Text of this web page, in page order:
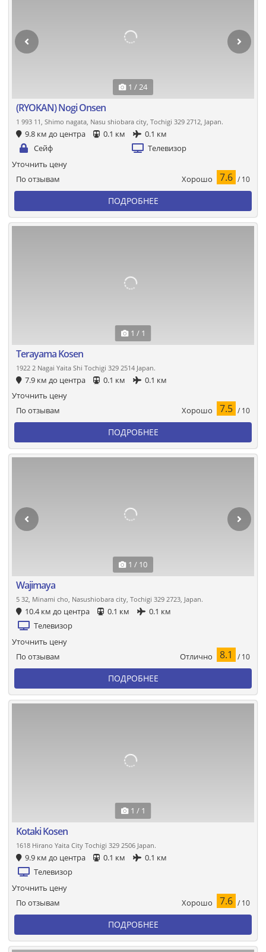
1 / 24
(RYOKAN) Nogi Onsen
1 993 11, Shimo nagata, Nasu shiobara city, Tochigi 329 2712, Japan.
9.8 км до центра 0.1 км
0.1 км
Сейф
Телевизор
По отзывам Хорошо 7.6 / 10
Уточнить цену
ПОДРОБНЕЕ
1 / 1
Terayama Kosen
1922 2 Nagai Yaita Shi Tochigi 329 2514 Japan.
7.9 км до центра 0.1 км 0.1 км
По отзывам Хорошо 7.5 / 10
Уточнить цену
ПОДРОБНЕЕ
1 / 10
Wajimaya
5 32, Minami cho, Nasushiobara city, Tochigi 329 2723, Japan.
10.4 км до центра 0.1 км
0.1 км
Телевизор
По отзывам Отлично 8.1 / 10
Уточнить цену
ПОДРОБНЕЕ
1 / 1
Kotaki Kosen
1618 Hirano Yaita City Tochigi 329 2506 Japan.
9.9 км до центра 0.1 км
0.1 км
Телевизор
По отзывам Хорошо 7.6 / 10
Уточнить цену
ПОДРОБНЕЕ